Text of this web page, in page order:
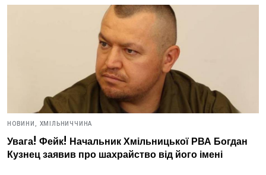
НОВИНИ, ХМІЛЬНИЧЧИНА
Увага! Фейк! Начальник Хмільницької РВА Богдан
Кузнец заявив про шахрайство від його імені